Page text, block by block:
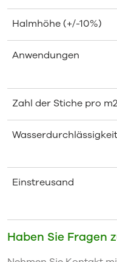
Halmhöhe (+/-10%)
Anwendungen
Zahl der Stiche pro m2
Wasserdurchlässigkeit
Einstreusand
Haben Sie Fragen